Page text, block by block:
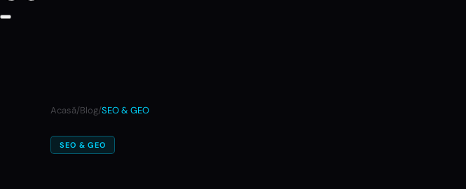
Acasă/Blog/SEO & GEO
SEO & GEO